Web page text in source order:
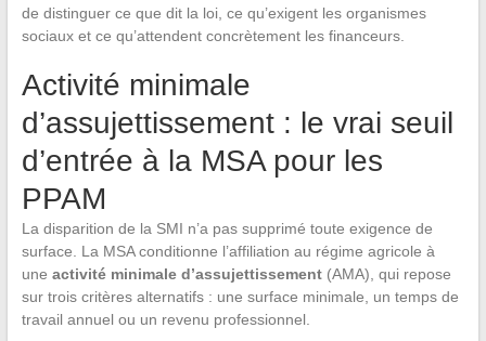
de distinguer ce que dit la loi, ce qu’exigent les organismes
sociaux et ce qu’attendent concrètement les financeurs.
Activité minimale
d’assujettissement : le vrai seuil
d’entrée à la MSA pour les
PPAM
La disparition de la SMI n’a pas supprimé toute exigence de
surface. La MSA conditionne l’affiliation au régime agricole à
une activité minimale d’assujettissement(AMA), qui repose
sur trois critères alternatifs : une surface minimale, un temps de
travail annuel ou un revenu professionnel.